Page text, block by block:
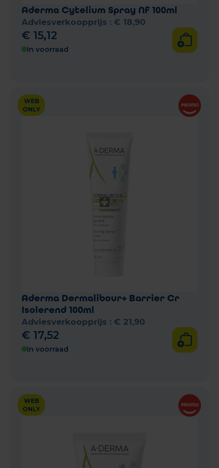
Aderma Cytelium Spray Nf 100ml
Adviesverkoopprijs : € 18,90
€ 15,12
In voorraad
WEB
ONLY
Aderma Dermalibour+ Barrier Cr
Isolerend 100ml
Adviesverkoopprijs : € 21,90
€ 17,52
In voorraad
WEB
ONLY